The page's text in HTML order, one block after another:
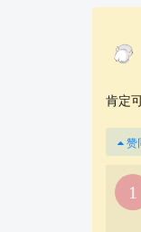
肯定
赞